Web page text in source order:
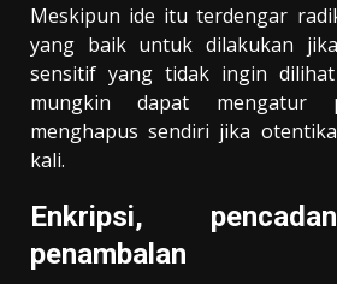
Meskipun ide itu terdengar
yang baik untuk dilakukan
sensitif yang tidak ingin
mungkin dapat mengatur
menghapus sendiri jika
kali.
Enkripsi,
penambalan